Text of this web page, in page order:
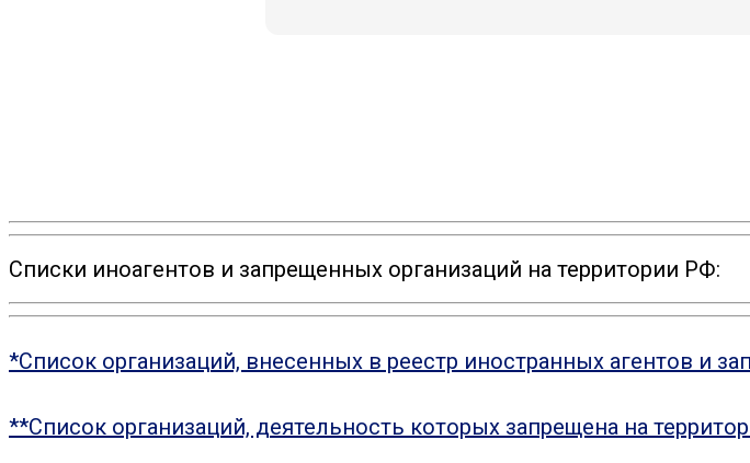
Списки иноагентов и запрещенных организаций на территории РФ:
*Список организаций, внесенных в реестр иностранных агентов и
**Список организаций, деятельность которых запрещена на